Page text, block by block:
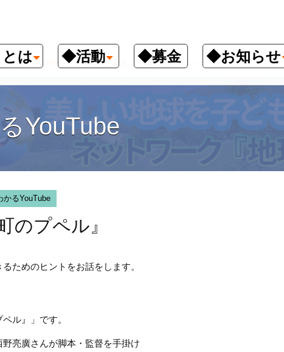
は ◆活動 ◆募金 ◆お知らせ
るYouTube 絵本『えんとつ町のプペル』
YouTube
かるYouTube
のプペル』
ためのヒントをお話をします。
ル』」です。
亮廣さんが脚本・監督を手掛け